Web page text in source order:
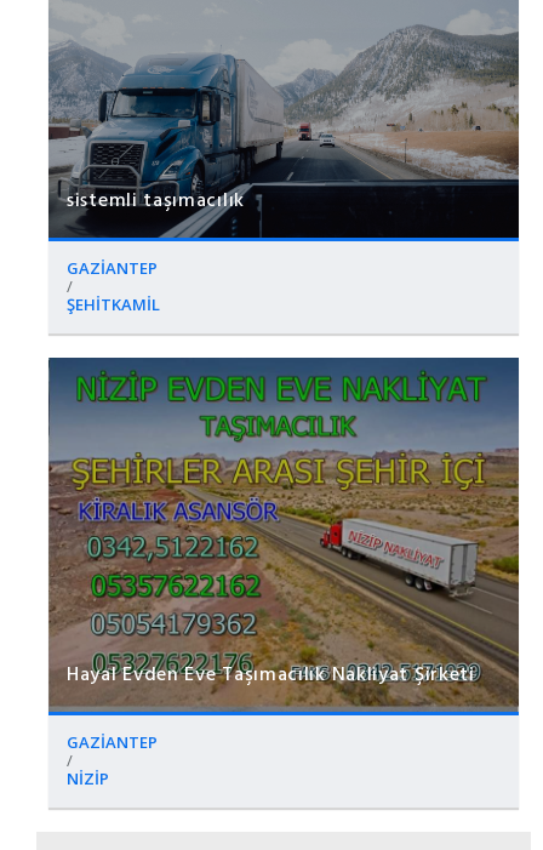
sistemli taşımacılık
GAZİANTEP
/
ŞEHİTKAMİL
Hayal Evden Eve Taşımacılık Nakliyat Şirketi
GAZİANTEP
/
NİZİP